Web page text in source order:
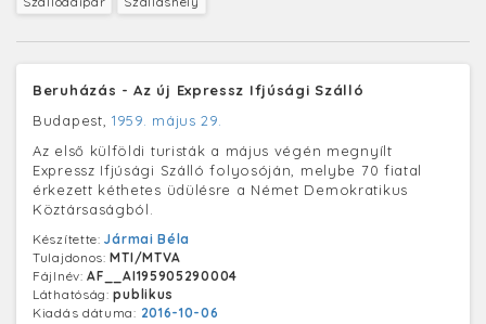
Beruházás - Az új Expressz Ifjúsági Szálló
Budapest, 1959. május 29.
Az első külföldi turisták a május végén megnyílt
Expressz Ifjúsági Szálló folyosóján, melybe 70 fiatal
érkezett kéthetes üdülésre a Német Demokratikus
Köztársaságból.
Készítette:Jármai Béla
Tulajdonos:MTI/MTVA
Fájlnév:AF__AI195905290004
Láthatóság:publikus
Kiadás dátuma: 2016-10-06